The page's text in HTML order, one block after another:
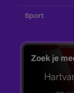
Sport